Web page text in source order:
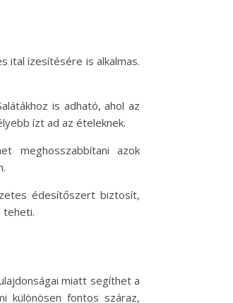
ital ízesítésére is alkalmas.
is adható, ahol az
ízt ad az ételeknek.
meghosszabbítani azok
édesítőszert biztosít,
teheti.
miatt segíthet a
különösen fontos száraz,